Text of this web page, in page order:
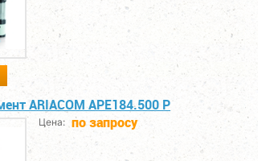
ARIACOM APE184.500 P
Цена: по запросу